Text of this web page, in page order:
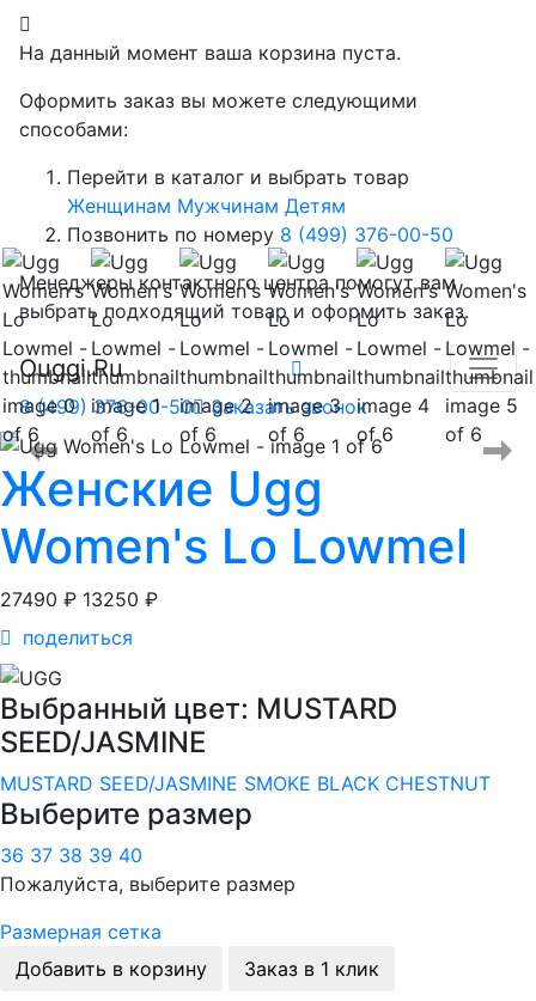
На данный момент ваша корзина пуста.
Оформить заказ вы можете следующими
способами:
Перейти в каталог и выбрать товар
Женщинам Мужчинам Детям
Позвонить по номеру 8 (499) 376-00-50
Менеджеры контактного центра помогут вам
выбрать подходящий товар и оформить заказ.
Ouggi.Ru
8 (499) 376-00-50 Заказать звонок
Женские Ugg
Women's Lo Lowmel
27490 ₽ 13250 ₽
поделиться
Выбранный цвет: MUSTARD
SEED/JASMINE
MUSTARD SEED/JASMINE SMOKE BLACK CHESTNUT
Выберите размер
36 37 38 39 40
Пожалуйста, выберите размер
Размерная сетка
Добавить в корзину
Заказ в 1 клик